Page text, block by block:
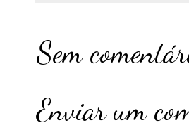
Sem
Enviar um